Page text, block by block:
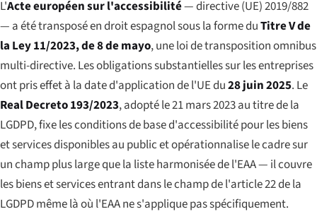
L'Acte européen sur l'accessibilité— directive (UE) 2019/882
— a été transposé en droit espagnol sous la forme duTitre V de
la Ley 11/2023, de 8 de mayo, une loi de transposition omnibus
multi-directive. Les obligations substantielles sur les entreprises
ont pris effet à la date d'application de l'UE du28 juin 2025. Le
Real Decreto 193/2023, adopté le 21 mars 2023 au titre de la
LGDPD, fixe les conditions de base d'accessibilité pour les biens
et services disponibles au public et opérationnalise le cadre sur
un champ plus large que la liste harmonisée de l'EAA — il couvre
les biens et services entrant dans le champ de l'article 22 de la
LGDPD même là où l'EAA ne s'applique pas spécifiquement.